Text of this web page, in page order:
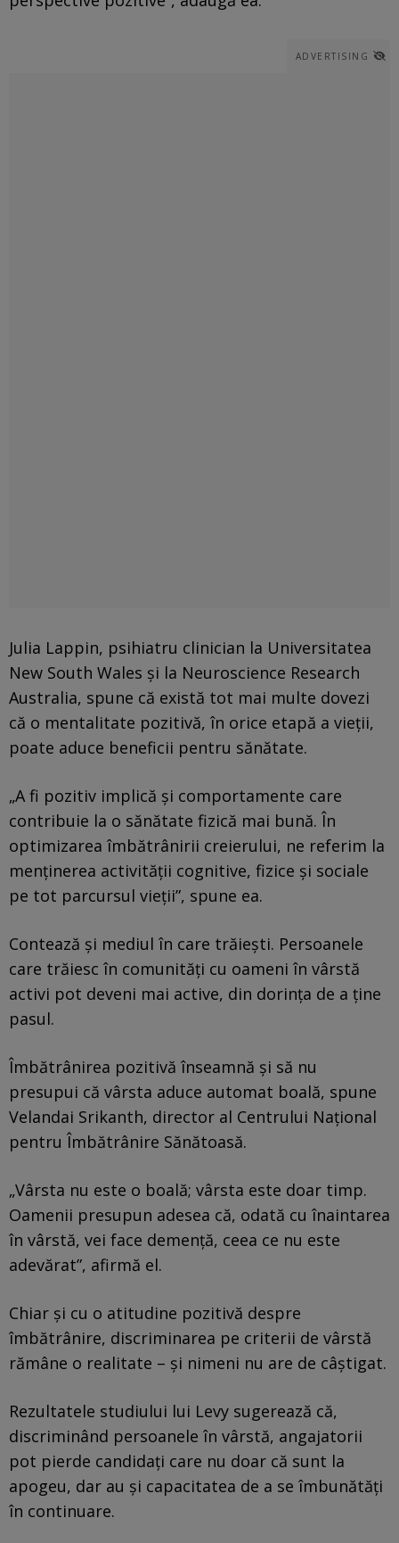
ADVERTISING
Julia Lappin, psihiatru clinician la Universitatea
New South Wales și la Neuroscience Research
Australia, spune că există tot mai multe dovezi
că o mentalitate pozitivă, în orice etapă a vieții,
poate aduce beneficii pentru sănătate.
„A fi pozitiv implică și comportamente care
contribuie la o sănătate fizică mai bună. În
optimizarea îmbătrânirii creierului, ne referim la
menținerea activității cognitive, fizice și sociale
pe tot parcursul vieții”, spune ea.
Contează și mediul în care trăiești. Persoanele
care trăiesc în comunități cu oameni în vârstă
activi pot deveni mai active, din dorința de a ține
pasul.
Îmbătrânirea pozitivă înseamnă și să nu
presupui că vârsta aduce automat boală, spune
Velandai Srikanth, director al Centrului Național
pentru Îmbătrânire Sănătoasă.
„Vârsta nu este o boală; vârsta este doar timp.
Oamenii presupun adesea că, odată cu înaintarea
în vârstă, vei face demență, ceea ce nu este
adevărat”, afirmă el.
Chiar și cu o atitudine pozitivă despre
îmbătrânire, discriminarea pe criterii de vârstă
rămâne o realitate – și nimeni nu are de câștigat.
Rezultatele studiului lui Levy sugerează că,
discriminând persoanele în vârstă, angajatorii
pot pierde candidați care nu doar că sunt la
apogeu, dar au și capacitatea de a se îmbunătăți
în continuare.